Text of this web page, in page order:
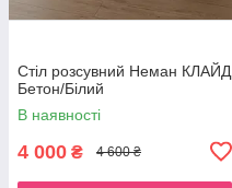
Стіл розсувний Неман КЛАЙД
Бетон/Білий
В наявності
4 000 ₴ 4 600 ₴